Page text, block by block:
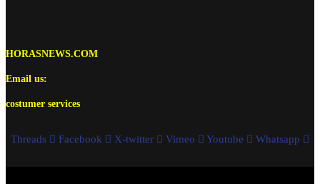
HORASNEWS.COM
Email us:
costumer services
Threads Facebook X-twitter Vimeo Youtube Whatsapp